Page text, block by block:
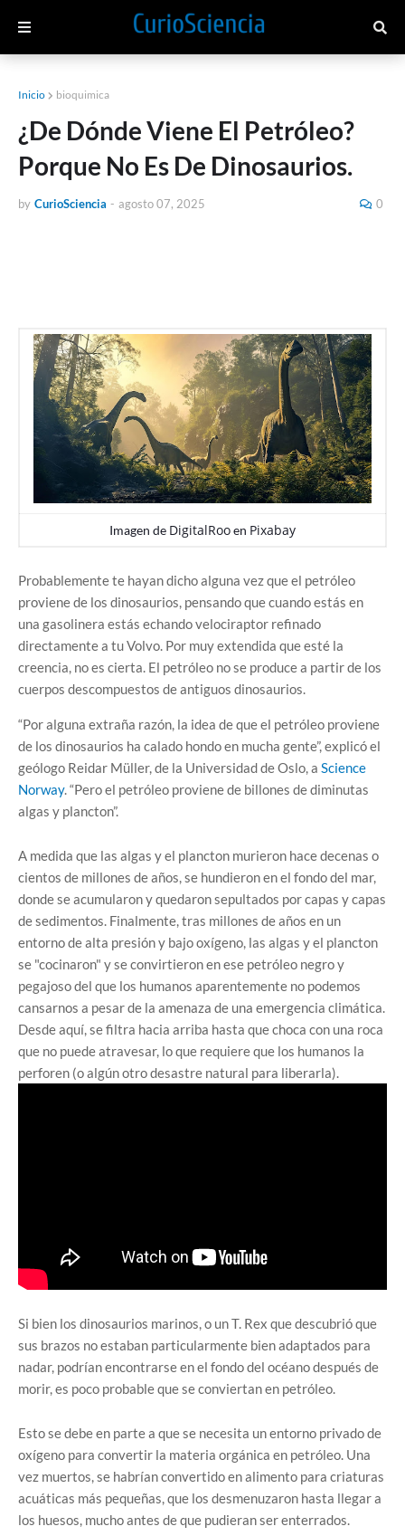
Inicio bioquimica
¿De Dónde Viene El Petróleo?
Porque No Es De Dinosaurios.
by CurioSciencia - agosto 07, 2025 0
Imagen de DigitalRooen Pixabay
Probablemente te hayan dicho alguna vez que el petróleo
proviene de los dinosaurios, pensando que cuando estás en
una gasolinera estás echando velociraptor refinado
directamente a tu Volvo. Por muy extendida que esté la
creencia, no es cierta. El petróleo no se produce a partir de los
cuerpos descompuestos de antiguos dinosaurios.
“Por alguna extraña razón, la idea de que el petróleo proviene
de los dinosaurios ha calado hondo en mucha gente”, explicó el
geólogo Reidar Müller, de la Universidad de Oslo, a Science
Norway. “Pero el petróleo proviene de billones de diminutas
algas y plancton”.
A medida que las algas y el plancton murieron hace decenas o
cientos de millones de años, se hundieron en el fondo del mar,
donde se acumularon y quedaron sepultados por capas y capas
de sedimentos. Finalmente, tras millones de años en un
entorno de alta presión y bajo oxígeno, las algas y el plancton
se "cocinaron" y se convirtieron en ese petróleo negro y
pegajoso del que los humanos aparentemente no podemos
cansarnos a pesar de la amenaza de una emergencia climática.
Desde aquí, se filtra hacia arriba hasta que choca con una roca
que no puede atravesar, lo que requiere que los humanos la
perforen (o algún otro desastre natural para liberarla).
Si bien los dinosaurios marinos, o un T. Rex que descubrió que
sus brazos no estaban particularmente bien adaptados para
nadar, podrían encontrarse en el fondo del océano después de
morir, es poco probable que se conviertan en petróleo.
Esto se debe en parte a que se necesita un entorno privado de
oxígeno para convertir la materia orgánica en petróleo. Una
vez muertos, se habrían convertido en alimento para criaturas
acuáticas más pequeñas, que los desmenuzaron hasta llegar a
los huesos, mucho antes de que pudieran ser enterrados.